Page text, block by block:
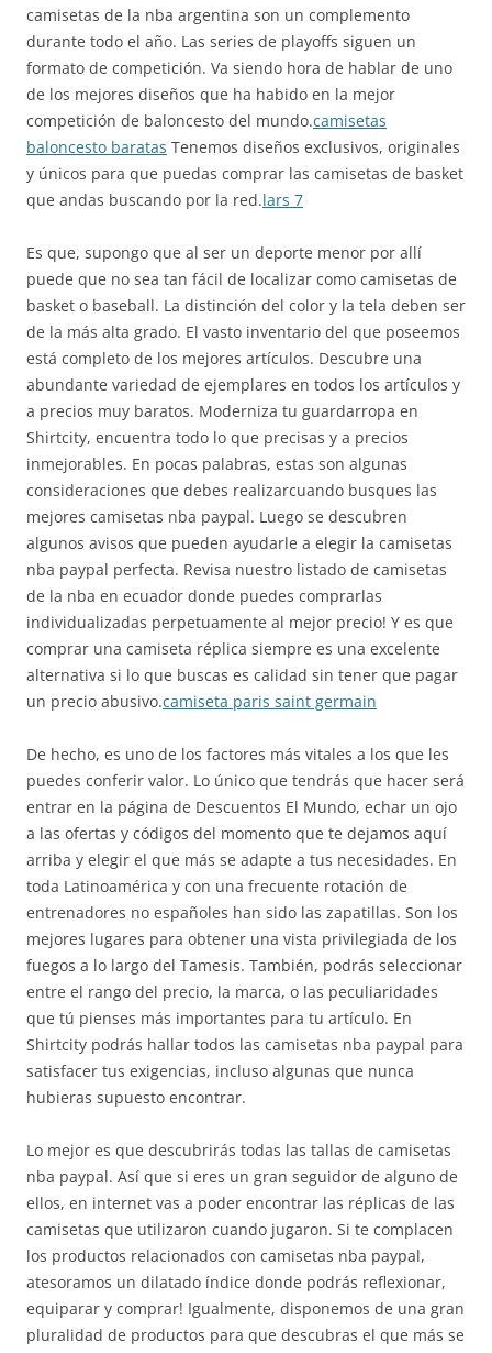
camisetas de la nba argentina son un complemento
durante todo el año. Las series de playoffs siguen un
formato de competición. Va siendo hora de hablar de uno
de los mejores diseños que ha habido en la mejor
competición de baloncesto del mundo.camisetas
baloncesto baratas Tenemos diseños exclusivos, originales
y únicos para que puedas comprar las camisetas de basket
que andas buscando por la red.lars 7
Es que, supongo que al ser un deporte menor por allí
puede que no sea tan fácil de localizar como camisetas de
basket o baseball. La distinción del color y la tela deben ser
de la más alta grado. El vasto inventario del que poseemos
está completo de los mejores artículos. Descubre una
abundante variedad de ejemplares en todos los artículos y
a precios muy baratos. Moderniza tu guardarropa en
Shirtcity, encuentra todo lo que precisas y a precios
inmejorables. En pocas palabras, estas son algunas
consideraciones que debes realizarcuando busques las
mejores camisetas nba paypal. Luego se descubren
algunos avisos que pueden ayudarle a elegir la camisetas
nba paypal perfecta. Revisa nuestro listado de camisetas
de la nba en ecuador donde puedes comprarlas
individualizadas perpetuamente al mejor precio! Y es que
comprar una camiseta réplica siempre es una excelente
alternativa si lo que buscas es calidad sin tener que pagar
un precio abusivo.camiseta paris saint germain
De hecho, es uno de los factores más vitales a los que les
puedes conferir valor. Lo único que tendrás que hacer será
entrar en la página de Descuentos El Mundo, echar un ojo
a las ofertas y códigos del momento que te dejamos aquí
arriba y elegir el que más se adapte a tus necesidades. En
toda Latinoamérica y con una frecuente rotación de
entrenadores no españoles han sido las zapatillas. Son los
mejores lugares para obtener una vista privilegiada de los
fuegos a lo largo del Tamesis. También, podrás seleccionar
entre el rango del precio, la marca, o las peculiaridades
que tú pienses más importantes para tu artículo. En
Shirtcity podrás hallar todos las camisetas nba paypal para
satisfacer tus exigencias, incluso algunas que nunca
hubieras supuesto encontrar.
Lo mejor es que descubrirás todas las tallas de camisetas
nba paypal. Así que si eres un gran seguidor de alguno de
ellos, en internet vas a poder encontrar las réplicas de las
camisetas que utilizaron cuando jugaron. Si te complacen
los productos relacionados con camisetas nba paypal,
atesoramos un dilatado índice donde podrás reflexionar,
equiparar y comprar! Igualmente, disponemos de una gran
pluralidad de productos para que descubras el que más se